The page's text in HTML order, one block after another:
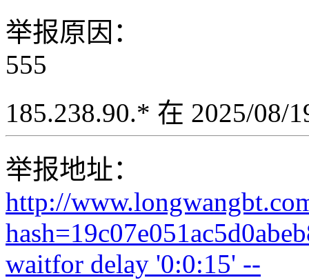
举报原因：
555
185.238.90.* 在 2025/08/
举报地址：
http://
waitfor delay '0:0:15' --